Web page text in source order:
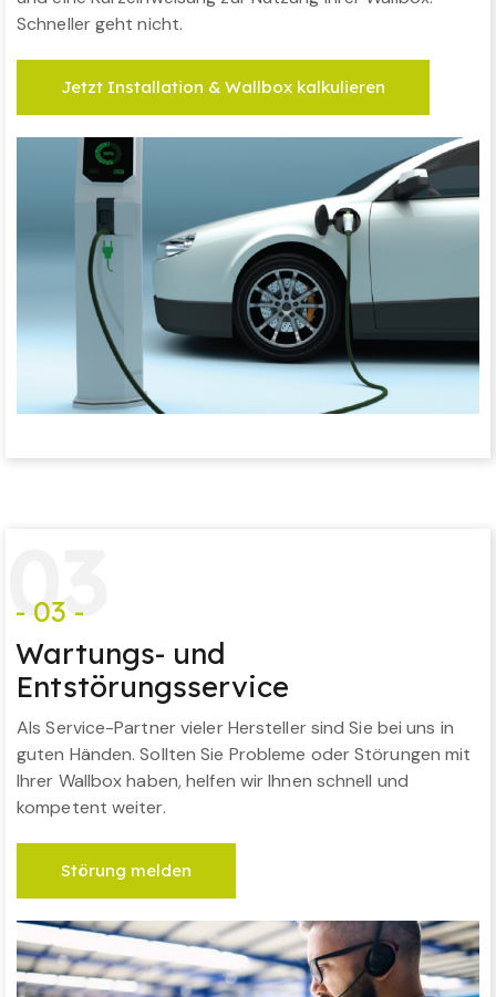
Schneller geht nicht.
Jetzt Installation & Wallbox kalkulieren
03
- 03 -
Wartungs- und
Entstörungsservice
Als Service-Partner vieler Hersteller sind Sie bei uns in
guten Händen. Sollten Sie Probleme oder Störungen mit
Ihrer Wallbox haben, helfen wir Ihnen schnell und
kompetent weiter.
Störung melden